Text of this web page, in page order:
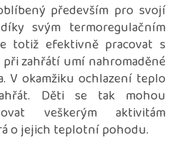
především pro svojí
svým termoregulačním
totiž efektivně pracovat s
zahřátí umí nahromaděné
V okamžiku ochlazení teplo
Děti se tak mohou
veškerým aktivitám
o jejich teplotní pohodu.